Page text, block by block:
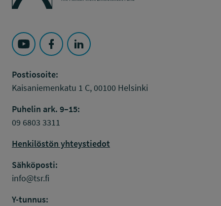
Seuraa Työsuojelurahasto kohteessa: YouTube
Seuraa Työsuojelurahasto kohteessa:
Seuraa Työsuojelurahasto kohteessa:
Postiosoite:
Kaisaniemenkatu 1 C, 00100 Helsinki
Puhelin ark. 9–15:
09 6803 3311
Henkilöstön yhteystiedot
Sähköposti:
info@tsr.fi
Y-tunnus: